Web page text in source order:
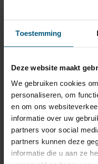
Toestemming
Deze website maakt
We gebruiken cookies
personaliseren, om
en om ons
informatie over uw
partners voor social
partners kunnen deze
informatie die u aan ze
Levertijd
werkdagen
Verticaal
trekhaak + 13
universele
Skoda Octavia II (type
Hatchback | 06/2004 -